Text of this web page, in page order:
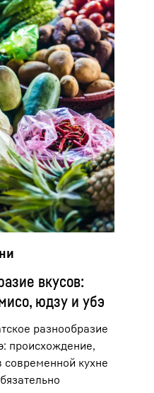
вкусов:
юдзу и убэ
разнообразие
происхождение,
современной кухне